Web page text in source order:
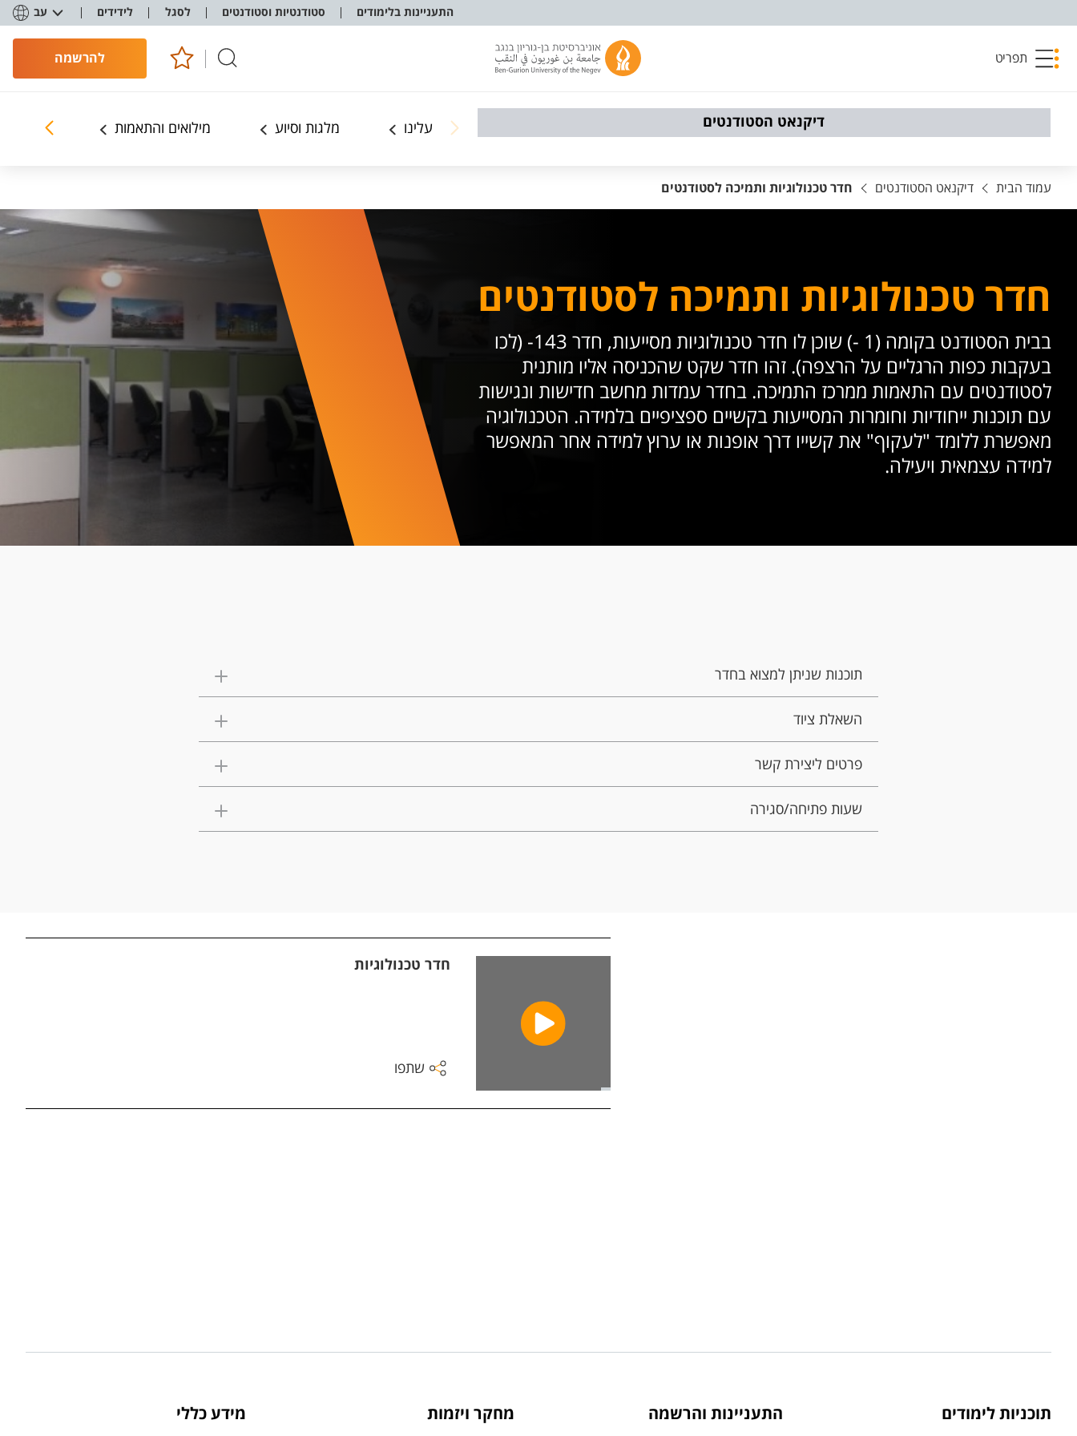
התעניינות בלימודים סטודנטיות וסטודנטים לסגל לידידים עב
תפריט להרשמה
דיקנאט הסטודנטים עלינו מלגות וסיוע מילואים והתאמות פעילות
עמוד הבית דיקנאט הסטודנטים חדר טכנולוגיות ותמיכה לסטודנטים
חדר טכנולוגיות ותמיכה לסטודנטים
בבית הסטודנט בקומה (1 -) שוכן לו חדר טכנולוגיות מסייעות, חדר 143- (לכו
בעקבות כפות הרגליים על הרצפה). זהו חדר שקט שהכניסה אליו מותנית
לסטודנטים עם התאמות ממרכז התמיכה. בחדר עמדות מחשב חדישות ונגישות
עם תוכנות ייחודיות וחומרות המסייעות בקשיים ספציפיים בלמידה. הטכנולוגיה
מאפשרת ללומד "לעקוף" את קשייו דרך אופנות או ערוץ למידה אחר המאפשר
למידה עצמאית ויעילה.
תוכנות שניתן למצוא בחדר
השאלת ציוד
פרטים ליצירת קשר
שעות פתיחה/סגירה
חדר טכנולוגיות
שתפו
תוכניות לימודים התעניינות והרשמה מחקר ויזמות מידע כללי